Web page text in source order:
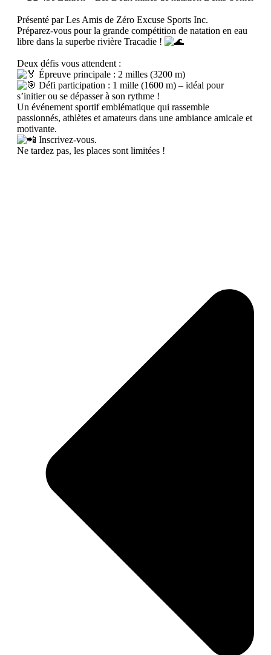
Présenté par Les Amis de Zéro Excuse Sports Inc.
Préparez-vous pour la grande compétition de natation en eau
libre dans la superbe rivière Tracadie !
Deux défis vous attendent :
Épreuve principale : 2 milles (3200 m)
Défi participation : 1 mille (1600 m) – idéal pour
s’initier ou se dépasser à son rythme !
Un événement sportif emblématique qui rassemble
passionnés, athlètes et amateurs dans une ambiance amicale et
motivante.
Inscrivez-vous.
Ne tardez pas, les places sont limitées !